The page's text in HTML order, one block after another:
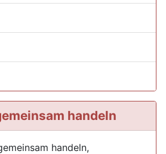
handeln
handeln,